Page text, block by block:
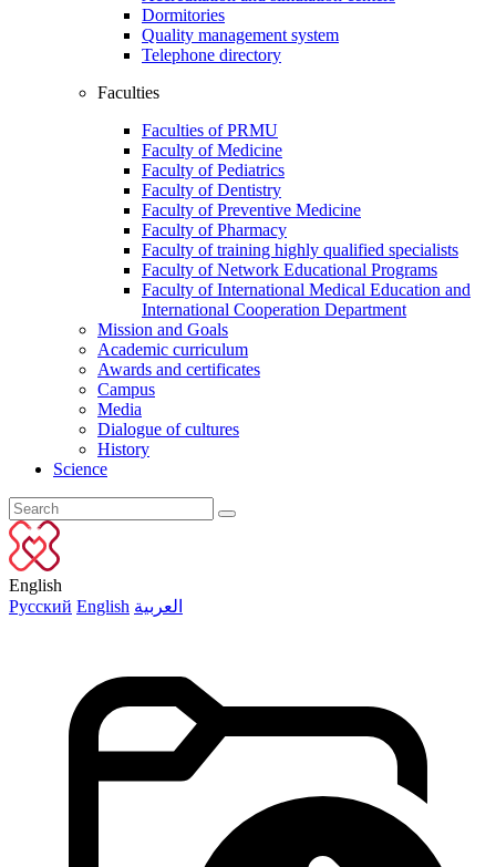
Dormitories
Quality management system
Telephone directory
Faculties
Faculties of PRMU
Faculty of Medicine
Faculty of Pediatrics
Faculty of Dentistry
Faculty of Preventive Medicine
Faculty of Pharmacy
Faculty of training highly qualified specialists
Faculty of Network Educational Programs
Faculty of International Medical Education and
International Cooperation Department
Mission and Goals
Academic curriculum
Awards and certificates
Campus
Media
Dialogue of cultures
History
Science
English
Русский English العربية